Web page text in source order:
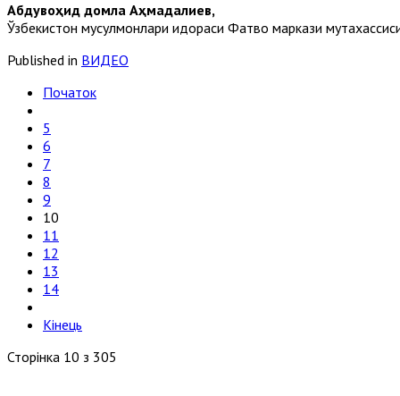
Абдувоҳид домла Аҳмадалиев,
Ўзбекистон мусулмонлари идораси Фатво маркази
Published in ВИДЕО
Початок
5
6
7
8
9
10
11
12
13
14
Кінець
Сторінка 10 з 305